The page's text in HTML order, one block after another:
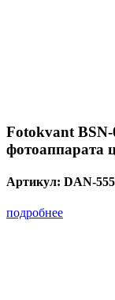
Fotokvant
фотоаппарата
Артикул: DAN-
подробнее